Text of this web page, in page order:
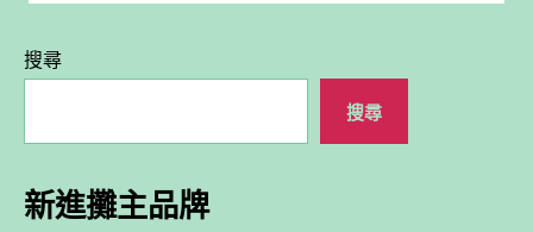
搜尋
搜尋
新進攤主品牌